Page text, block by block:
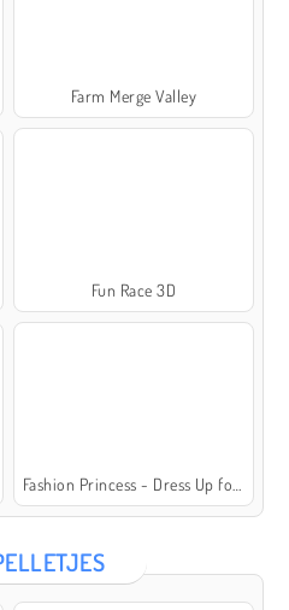
Farm Merge Valley
Fun Race 3D
Fashion Princess - Dress Up for Girls